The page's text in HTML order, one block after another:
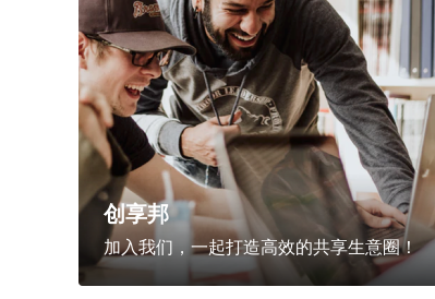
创享邦
加入我们，一起打造高效的共享生意圈！